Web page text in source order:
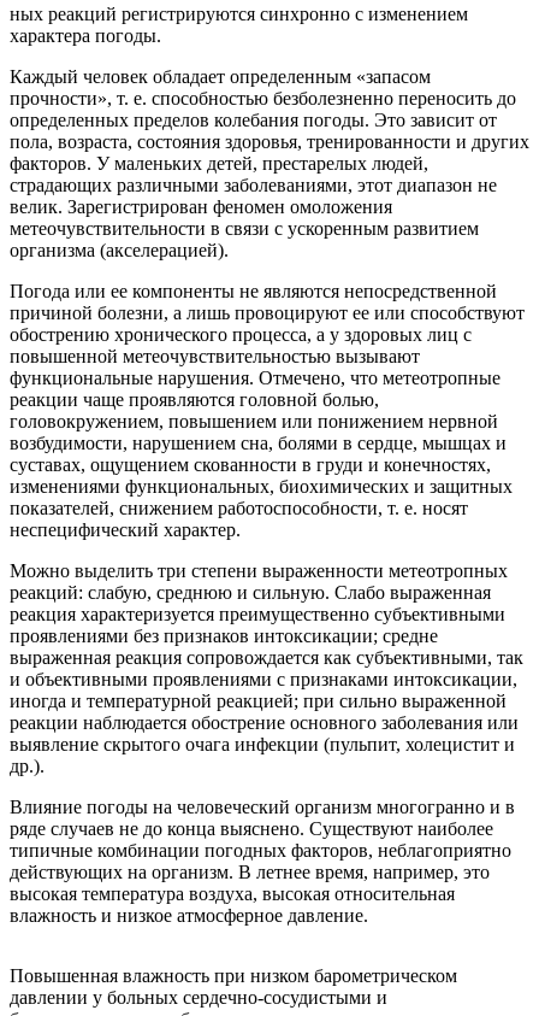
ных реакций регистрируются синхронно с изменением
характера погоды.
Каждый человек обладает определенным «запасом
прочности», т. е. способностью безболезненно переносить до
определенных пределов колебания погоды. Это зависит от
пола, возраста, состояния здоровья, тренированности и других
факторов. У маленьких детей, престарелых людей,
страдающих различными заболеваниями, этот диапазон не
велик. Зарегистрирован феномен омоложения
метеочувствительности в связи с ускоренным развитием
организма (акселерацией).
Погода или ее компоненты не являются непосредственной
причиной болезни, а лишь провоцируют ее или способствуют
обострению хронического процесса, а у здоровых лиц с
повышенной метеочувствительностью вызывают
функциональные нарушения. Отмечено, что метеотропные
реакции чаще проявляются головной болью,
головокружением, повышением или понижением нервной
возбудимости, нарушением сна, болями в сердце, мышцах и
суставах, ощущением скованности в груди и конечностях,
изменениями функциональных, биохимических и защитных
показателей, снижением работоспособности, т. е. носят
неспецифический характер.
Можно выделить три степени выраженности метеотропных
реакций: слабую, среднюю и сильную. Слабо выраженная
реакция характеризуется преимущественно субъективными
проявлениями без признаков интоксикации; средне
выраженная реакция сопровождается как субъективными, так
и объективными проявлениями с признаками интоксикации,
иногда и температурной реакцией; при сильно выраженной
реакции наблюдается обострение основного заболевания или
выявление скрытого очага инфекции (пульпит, холецистит и
др.).
Влияние погоды на человеческий организм многогранно и в
ряде случаев не до конца выяснено. Существуют наиболее
типичные комбинации погодных факторов, неблагоприятно
действующих на организм. В летнее время, например, это
высокая температура воздуха, высокая относительная
влажность и низкое атмосферное давление.
Повышенная влажность при низком барометрическом
давлении у больных сердечно-сосудистыми и